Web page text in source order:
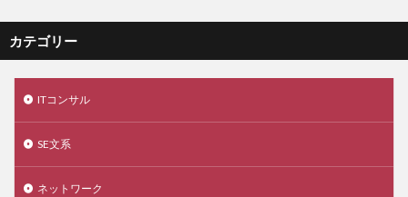
カテゴリー
ITコンサル
SE文系
ネットワーク